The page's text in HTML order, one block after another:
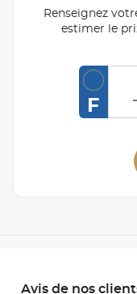
Renseignez
estimer le
F
Avis de nos